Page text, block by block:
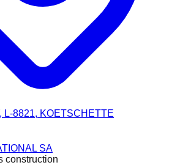
L-8821, KOETSCHETTE
SA
construction